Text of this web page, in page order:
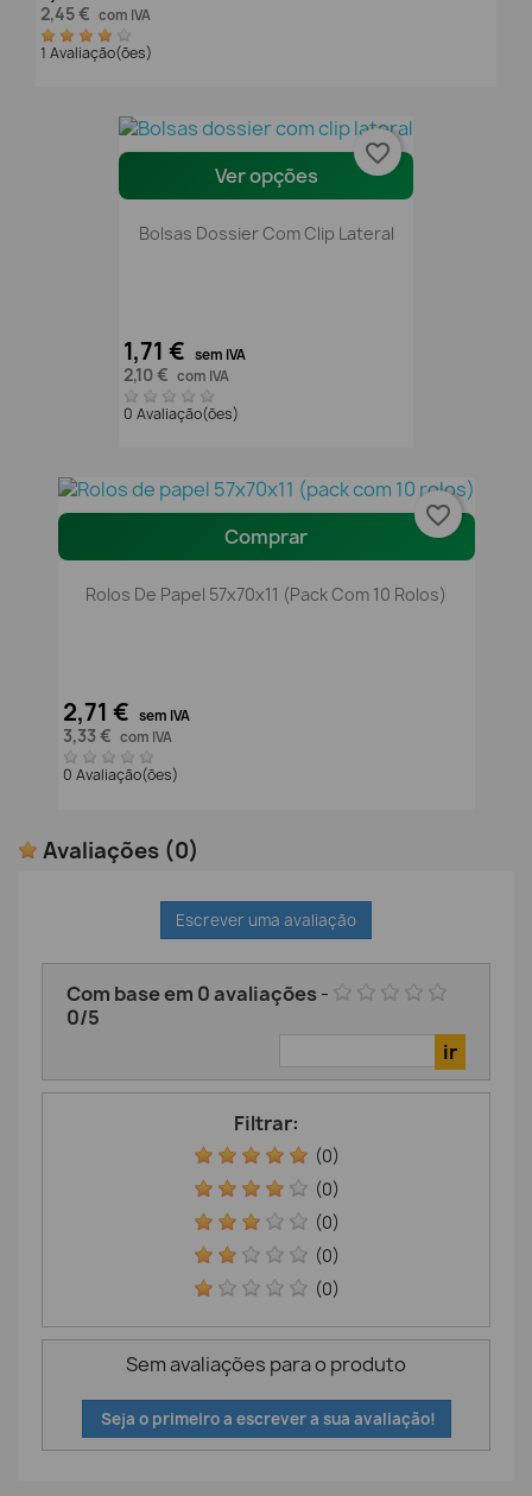
2,45 € com IVA
1 Avaliação(ões)
Ver opções
Bolsas Dossier Com Clip Lateral
1,71 € sem IVA
2,10 € com IVA
0 Avaliação(ões)
favorite_border
Comprar
Rolos De Papel 57x70x11 (pack Com 10 Rolos)
2,71 € sem IVA
3,33 € com IVA
0 Avaliação(ões)
favorite_border
Avaliações (0)
Escrever uma avaliação
Com base em 0avaliações-
0/5
Filtrar:
(0)
(0)
(0)
(0)
(0)
Sem avaliações para o produto
Seja o primeiro a escrever a sua avaliação!